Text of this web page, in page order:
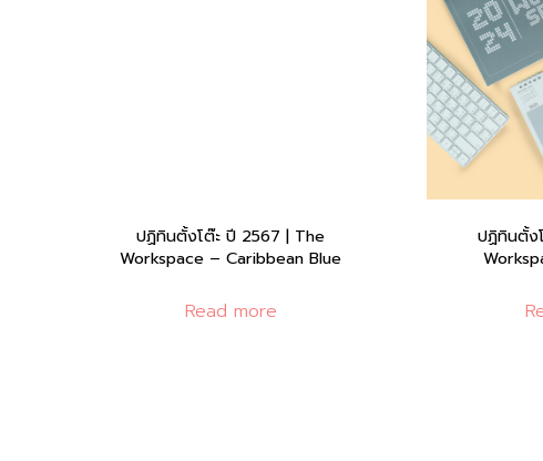
ปฏิทินตั้งโต๊ะ ปี 2567 | The
Workspace – Caribbean Blue
Read more
ปฏิทินตั้ง